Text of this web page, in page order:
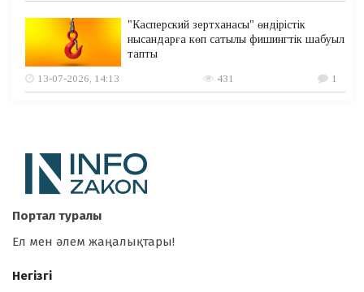
"Касперский зертханасы" өндірістік
нысандарға көп сатылы фишингтік шабуыл
тапты
13-07-2026, 14:13
431 1
Портал туралы
Ел мен әлем жаңалықтары!
Негізгі